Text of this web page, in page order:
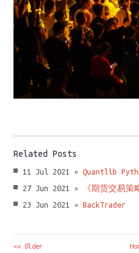
Related Posts
11 Jul 2021 »
Quantlib
27 Jun 2021 »
《期货交易策
23 Jun 2021 »
BackTrader
<< Older